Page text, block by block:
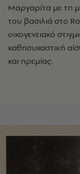
Μαργαρίτα με τη
του βασιλιά στο
οικογενειακό
καθησυχαστική
και ηρεμίας.